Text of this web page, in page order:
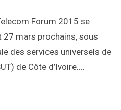
Forum 2015 se
27 mars prochains, sous
des services universels de
de Côte d’Ivoire....